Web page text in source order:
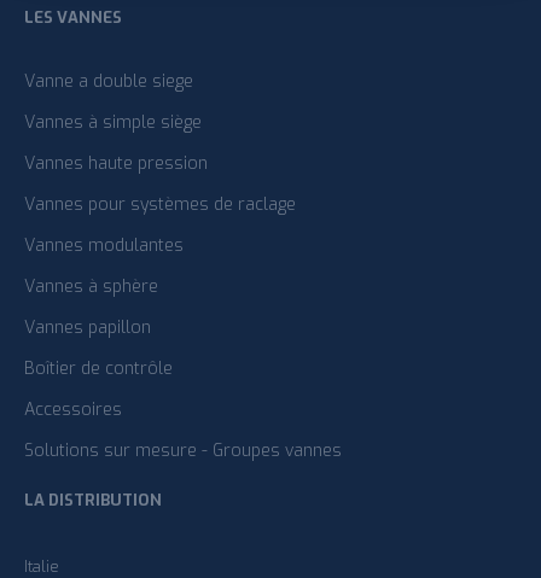
LES VANNES
Vanne a double siege
Vannes à simple siège
Vannes haute pression
Vannes pour systèmes de raclage
Vannes modulantes
Vannes à sphère
Vannes papillon
Boîtier de contrôle
Accessoires
Solutions sur mesure - Groupes vannes
LA DISTRIBUTION
Italie